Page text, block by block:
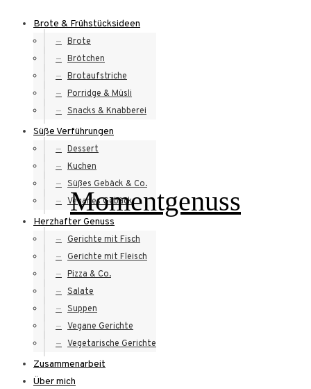
Momentgenuss
Brote & Frühstücksideen
Brote
Brötchen
Brotaufstriche
Porridge & Müsli
Snacks & Knabberei
Süße Verführungen
Dessert
Kuchen
Süßes Gebäck & Co.
Veganes Gebäck
Herzhafter Genuss
Gerichte mit Fisch
Gerichte mit Fleisch
Pizza & Co.
Salate
Suppen
Vegane Gerichte
Vegetarische Gerichte
Zusammenarbeit
Über mich